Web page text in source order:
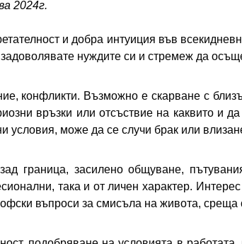
2024г.
и добра интуиция във
нуждите си и стремеж да
конфликти. Възможно е скарване с
връзки или отсъствие на каквито и
може да се случи брак или
граница, засилено общуване,
така и от личен характер.
въпроси за смисъла на живота, среща